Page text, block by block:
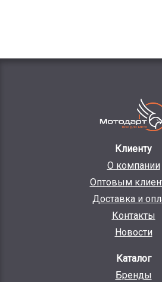
Клиенту
О компании
Оптовым
Доставка и
Контакты
Новости
Каталог
Бренды